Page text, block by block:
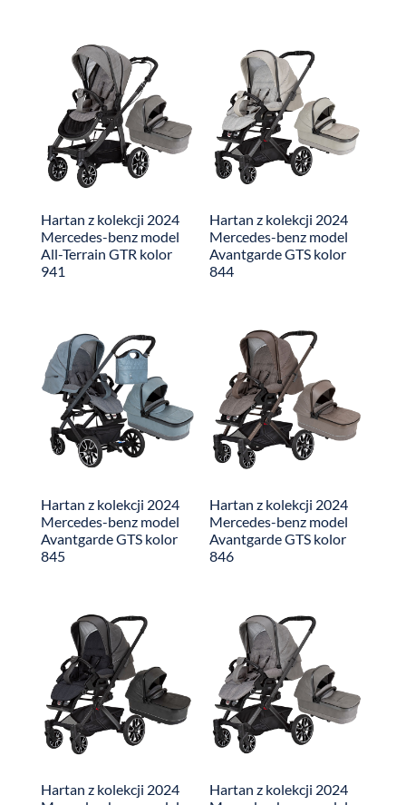
Hartan z kolekcji 2024
Mercedes-benz model
All-Terrain GTR kolor
941
Hartan z kolekcji 2024
Mercedes-benz model
Avantgarde GTS kolor
844
Hartan z kolekcji 2024
Mercedes-benz model
Avantgarde GTS kolor
845
Hartan z kolekcji 2024
Mercedes-benz model
Avantgarde GTS kolor
846
Hartan z kolekcji 2024
Hartan z kolekcji 2024